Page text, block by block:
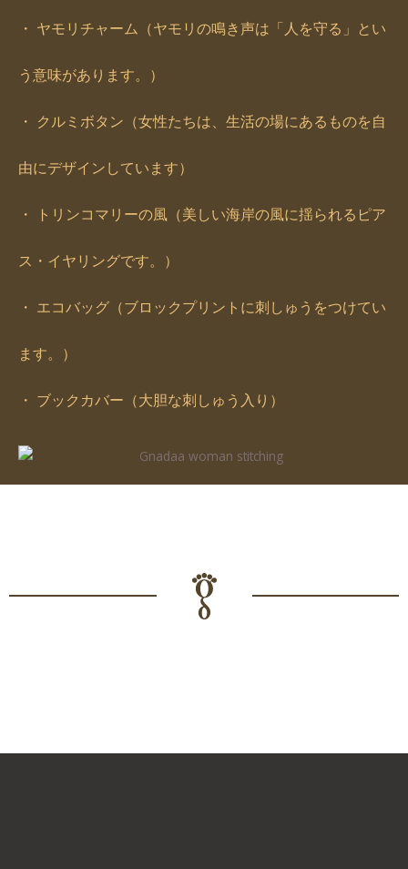
・ ヤモリチャーム（ヤモリの鳴き声は「人を守る」とい
う意味があります。）
・ クルミボタン（女性たちは、生活の場にあるものを自
由にデザインしています）
・ トリンコマリーの風（美しい海岸の風に揺られるピア
ス・イヤリングです。）
・ エコバッグ（ブロックプリントに刺しゅうをつけてい
ます。）
・ ブックカバー（大胆な刺しゅう入り）